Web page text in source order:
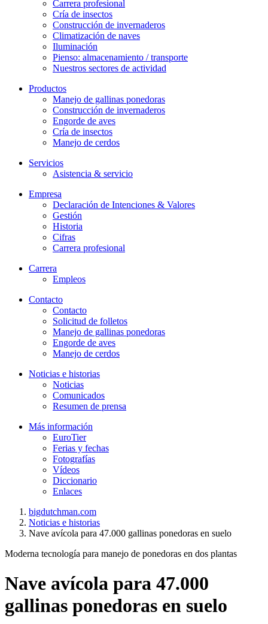
Carrera profesional
Cría de insectos
Construcción de invernaderos
Climatización de naves
Iluminación
Pienso: almacenamiento / transporte
Nuestros sectores de actividad
Productos
Manejo de gallinas ponedoras
Construcción de invernaderos
Engorde de aves
Cría de insectos
Manejo de cerdos
Servicios
Asistencia & servicio
Empresa
Declaración de Intenciones & Valores
Gestión
Historia
Cifras
Carrera profesional
Carrera
Empleos
Contacto
Contacto
Solicitud de folletos
Manejo de gallinas ponedoras
Engorde de aves
Manejo de cerdos
Noticias e historias
Noticias
Comunicados
Resumen de prensa
Más información
EuroTier
Ferias y fechas
Fotografías
Vídeos
Diccionario
Enlaces
bigdutchman.com
Noticias e historias
Nave avícola para 47.000 gallinas ponedoras en suelo
Moderna tecnología para manejo de ponedoras en dos plantas
Nave avícola para 47.000
gallinas ponedoras en suelo